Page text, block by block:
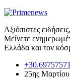
Αξιόπιστες
Μείνετε
Ελλάδα και τον
25ης